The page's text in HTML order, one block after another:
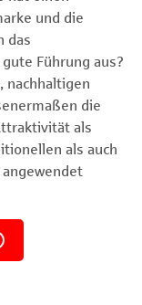
und die
das
Führung aus?
nachhaltigen
die
als
als auch